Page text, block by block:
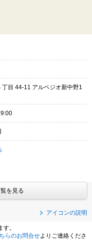
目 44-11 アルペジオ新中野1
を見る
アイコンの説明
。
らのお問合せよりご連絡くださ